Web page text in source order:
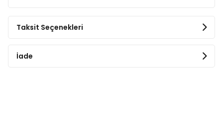
Taksit Seçenekleri
İade